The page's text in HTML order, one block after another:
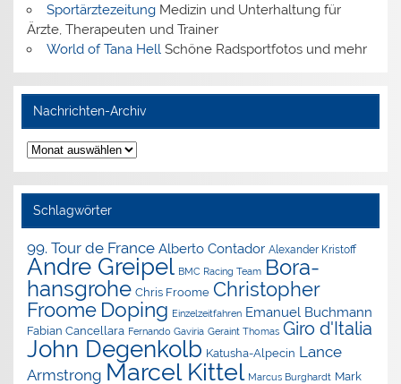
SportärztezeitungMedizin und Unterhaltung für
Ärzte, Therapeuten und Trainer
World of Tana HellSchöne Radsportfotos und mehr
Nachrichten-Archiv
Nachrichten-
Archiv
Schlagwörter
99. Tour de France Alberto Contador Alexander Kristoff
Andre Greipel BMC Racing Team Bora-
hansgrohe Chris Froome Christopher
Froome Doping Einzelzeitfahren Emanuel Buchmann
Fabian Cancellara Fernando Gaviria Geraint Thomas Giro d'Italia
John Degenkolb Katusha-Alpecin Lance
Armstrong Marcel Kittel Marcus Burghardt Mark